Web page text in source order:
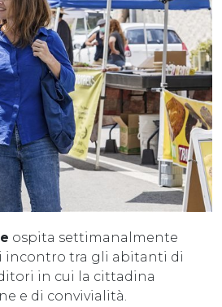
ospita settimanalmente
incontro tra gli abitanti di
in cui la cittadina
e di convivialità.